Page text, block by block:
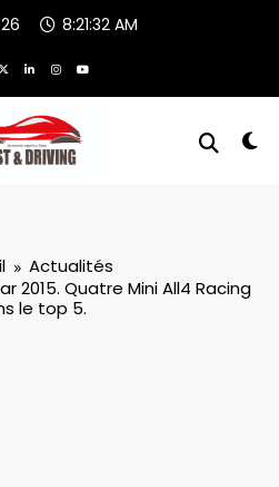
8:21:33 AM
Actualités
2015. Quatre Mini All4 Racing
le top 5.